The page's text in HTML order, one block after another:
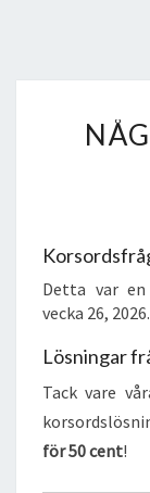
Detta var
vecka 26, 2026.
Lösningar
Tack vare
för 50 cent!